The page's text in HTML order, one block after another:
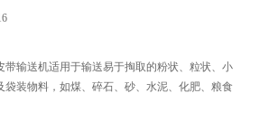
带输送机适用于输送易于掏取的粉状、粒状、小
袋装物料，如煤、碎石、砂、水泥、化肥、粮食